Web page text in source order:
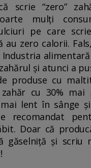
scrie “zero”
mulți
pe care
au zero calorii.
Industria
și atunci a
produse cu
cu 30% mai
lent în sânge
recomandat
Doar că
găselniță și scriu